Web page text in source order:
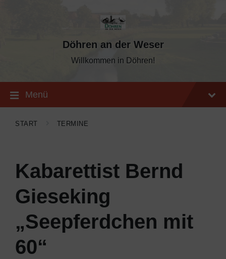
Döhren an der Weser
Willkommen in Döhren!
Menü
START TERMINE
Kabarettist Bernd
Gieseking
„Seepferdchen mit
60“